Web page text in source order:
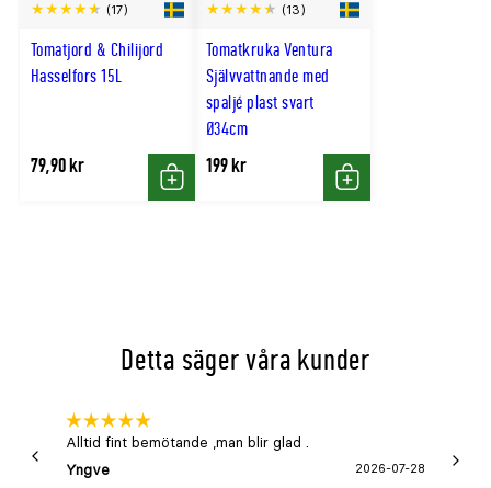
Tomatjord & Chilijord
Hasselfors 15L
(17)
79,90 kr
Köp
Tomatkruka Ventura
Självvattnande med
spaljé plast svart
Ø34cm
(13)
199 kr
Köp
Detta säger våra kunder
Alltid fint bemötande ,man blir glad .
Yngve
2026-07-28